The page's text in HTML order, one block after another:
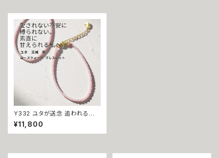
呪 本物 魔術師 魔法 強力 引き
寄せ 願いを叶える お守り Brac
elet 数珠
Y332 ユタが送念 追われる恋
へ 愛されない不安から解放され
る ローズクォーツ パワーストー
ン ブレスレット 天然石 御守り
¥11,800